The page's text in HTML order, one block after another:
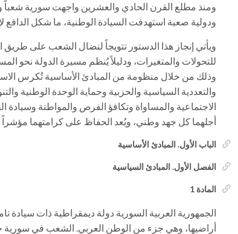
ومنذ مطلع القرن الحادي والعشرين واجهت سورية
ودولية صعبة استهدفت السيادة الوطنية، ما شكل الدافع
ويأتي إنجاز هذا الدستور تتويجاً لنضال الشعب على طريق
للتحولات والمتغيرات، ودليلاً يُنظم مسيرة الدولة نحو
وذلك من خلال منظومة من المبادئ الأساسية تُكرس
والتعددية السياسية والحزبية وحماية الوحدة الوطنية
الاجتماعية والمساواة وتكافؤ الفرص والمواطنة
أجلهما كل جهد وطني، ويُعد الحفاظ على كرامتهما مؤشراً
الباب الأول. المبادئ الأساسية
الفصل الأول. المبادئ السياسية
المادة 1
الجمهورية العربية السورية دولة ديمقراطية ذات سيادة
أراضيها، وهي جزء من الوطن العربي. الشعب في سورية